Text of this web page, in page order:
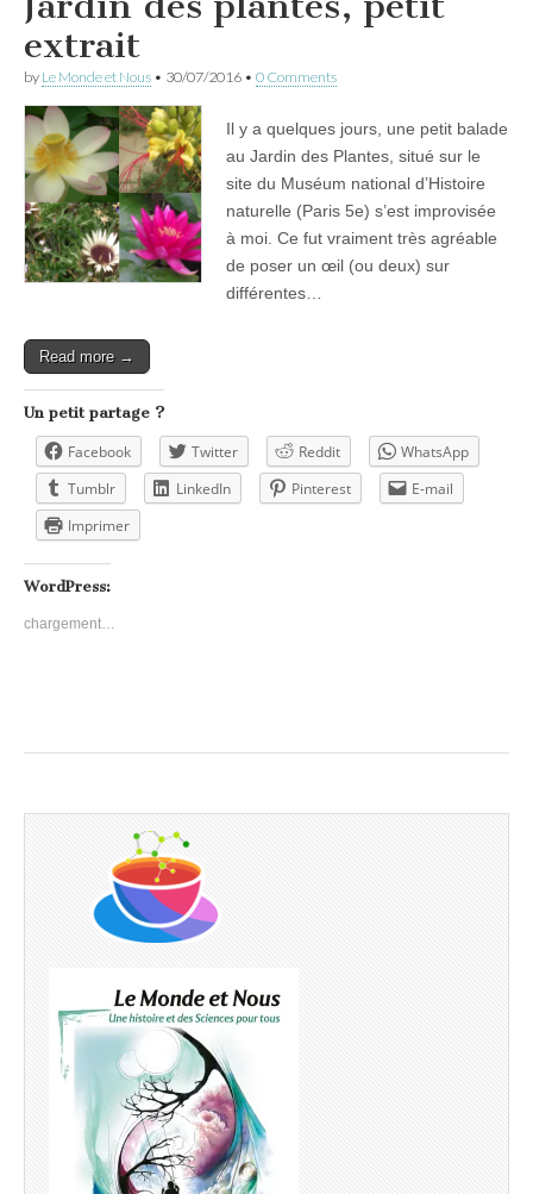
extrait
by Le Monde et Nous • 30/07/2016 • 0 Comments
Il y a quelques jours, une petit balade
au Jardin des Plantes, situé sur le
site du Muséum national d’Histoire
naturelle (Paris 5e) s’est improvisée
à moi. Ce fut vraiment très agréable
de poser un œil (ou deux) sur
différentes…
Read more →
Un petit partage ?
Facebook Twitter Reddit
WhatsApp
Tumblr
LinkedIn Pinterest
E-mail
Imprimer
WordPress:
chargement…